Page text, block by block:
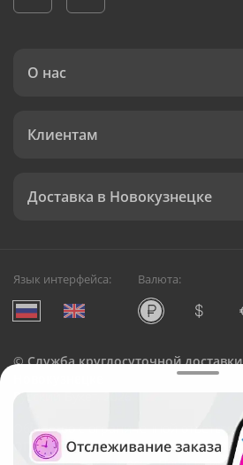
О нас
Клиентам
Доставка в Новокузнецке
Язык интерфейса: Валюта:
©Служба круглосуточной
Русский Букет, 2026
Общество с ограниченной
ОГРН: 1195476081745, ИНН: